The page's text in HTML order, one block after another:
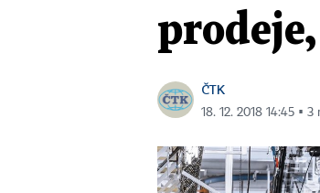
ČTK
18. 12. 2018 14:45 ▪